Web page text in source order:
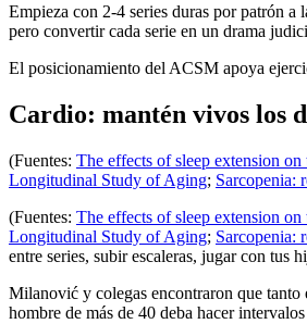
Empieza con 2-4 series duras por patrón a
pero convertir cada serie en un drama
El posicionamiento del ACSM apoya
Cardio: mantén vivos los
(Fuentes: The effects of sleep extension
Longitudinal Study of Aging; Sarcopenia:
(Fuentes: The effects of sleep extension
Longitudinal Study of Aging; Sarcopenia:
entre series, subir escaleras, jugar con tus
Milanović y colegas encontraron que
hombre de más de 40 deba hacer